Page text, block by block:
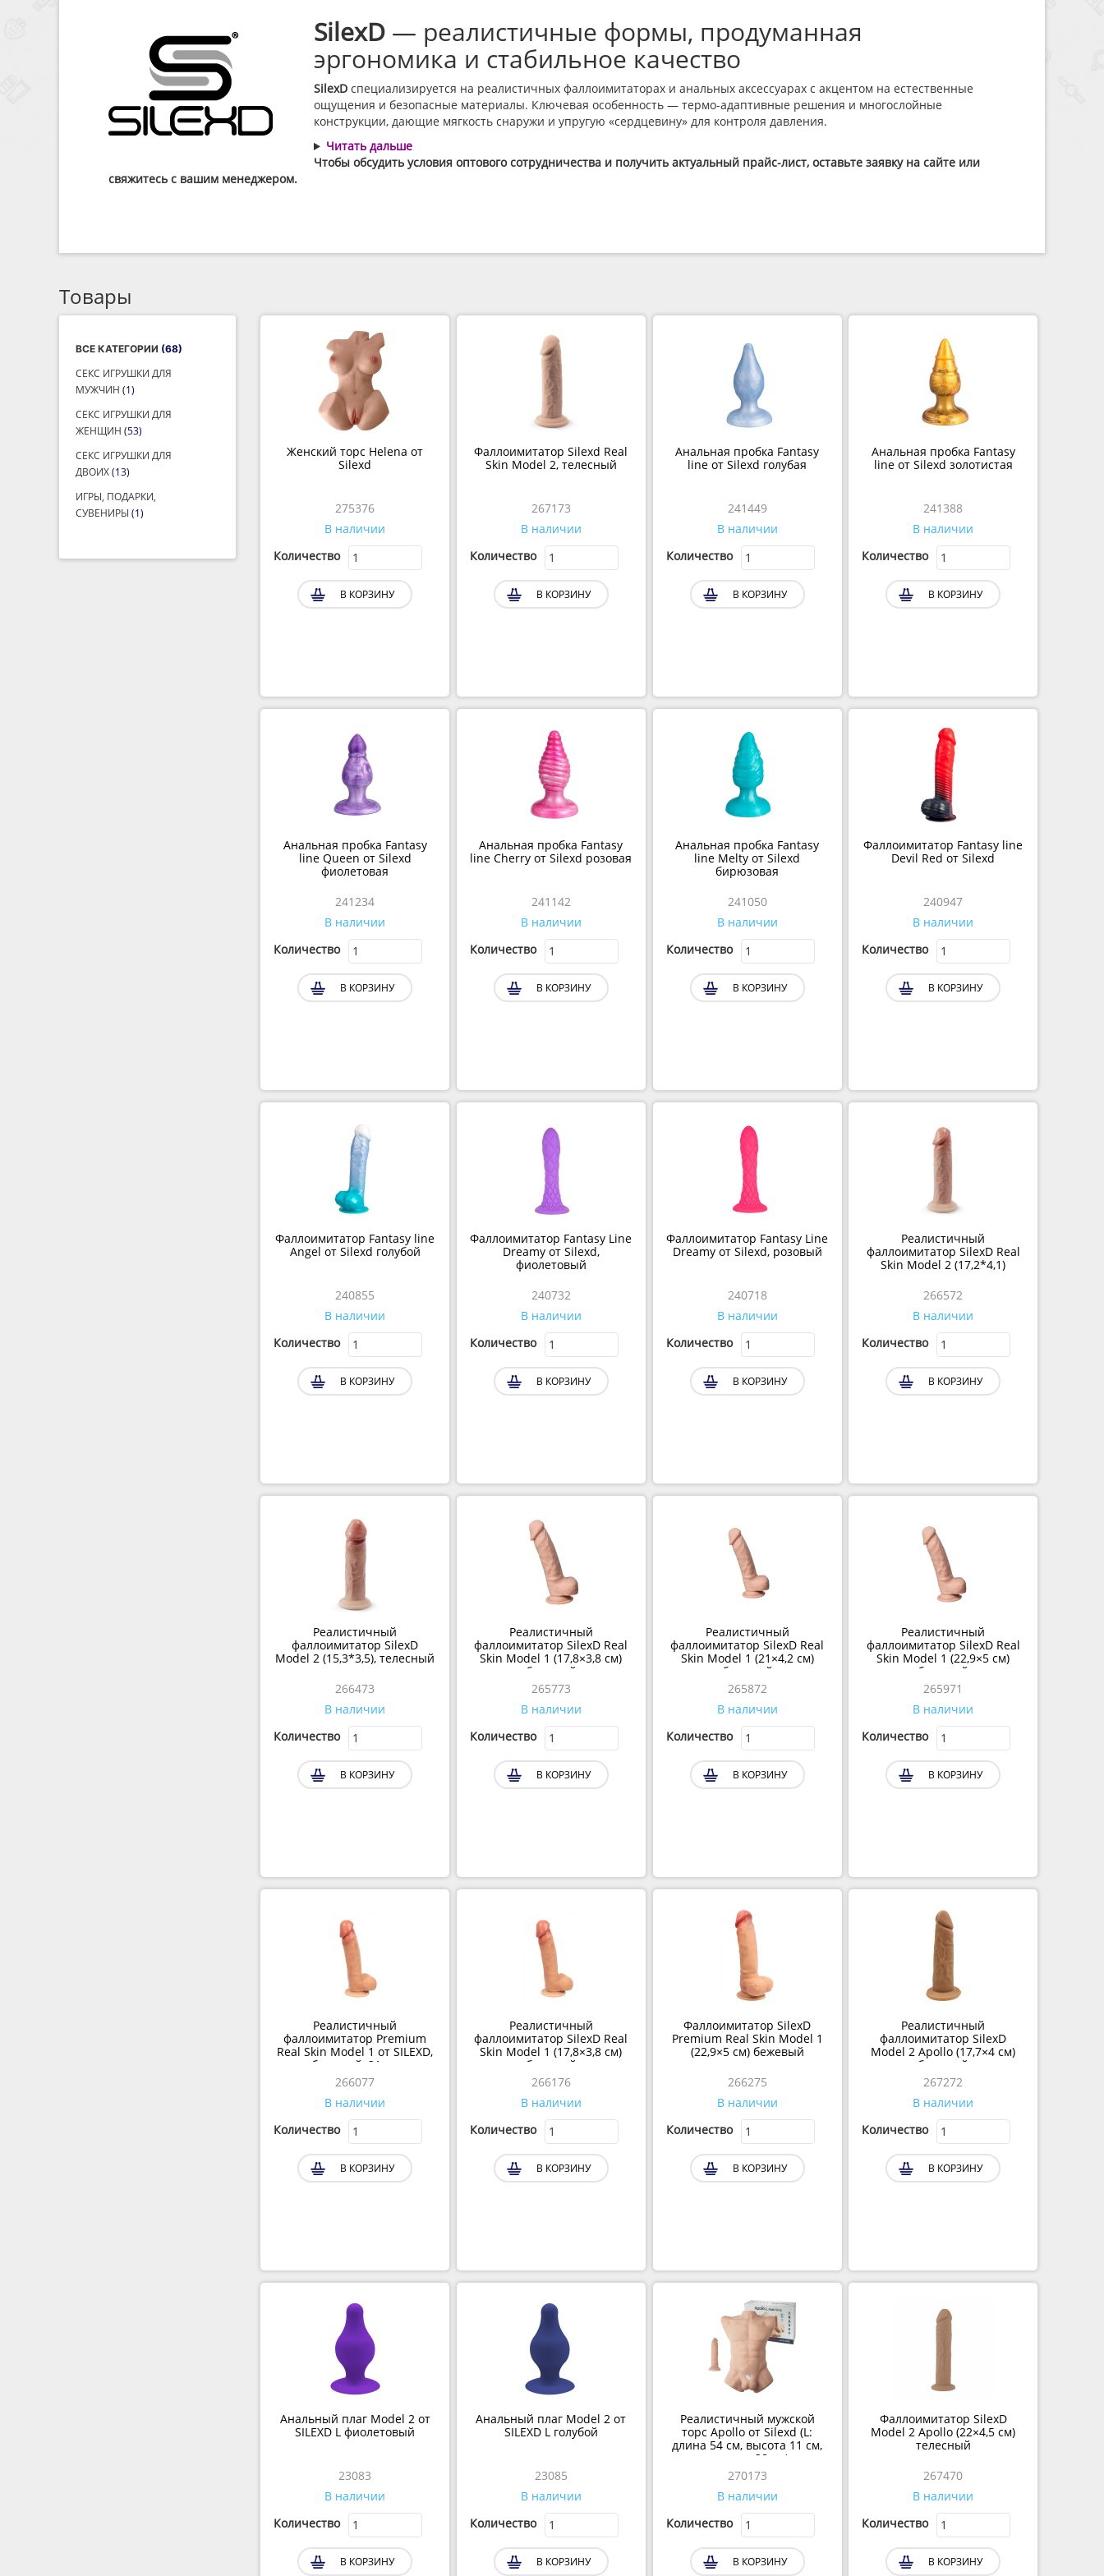
SilexD специализируется на реалистичных фаллоимитаторах и анальных аксессуарах с акцентом на естественные
ощущения и безопасные материалы. Ключевая особенность — термо-адаптивные решения и многослойные
конструкции, дающие мягкость снаружи и упругую «сердцевину» для контроля давления.
Читать дальше
Чтобы обсудить условия оптового сотрудничества и получить актуальный прайс-лист, оставьте заявку на сайте или
свяжитесь с вашим менеджером.
СЕКС ИГРУШКИ ДЛЯ
СЕКС ИГРУШКИ ДЛЯ
ЖЕНЩИН(53)
СЕКС ИГРУШКИ ДЛЯ
ДВОИХ (13)
ИГРЫ, ПОДАРКИ,
СУВЕНИРЫ(1)
Женский торс Helena от
Silexd
275376
В наличии
В КОРЗИНУ
Фаллоимитатор Silexd Real
Skin Model 2, телесный
267173
В наличии
В КОРЗИНУ
Анальная пробка Fantasy
line от Silexd голубая
241449
В наличии
В КОРЗИНУ
Анальная пробка Fantasy
line от Silexd золотистая
241388
В наличии
В КОРЗИНУ
Анальная пробка Fantasy
line Queen от Silexd
фиолетовая
241234
В наличии
В КОРЗИНУ
Анальная пробка Fantasy
line Cherry от Silexd розовая
241142
Количество
В КОРЗИНУ
Анальная пробка Fantasy
line Melty от Silexd
бирюзовая
241050
В наличии
Количество
В КОРЗИНУ
Фаллоимитатор Fantasy line
Devil Red от Silexd
240947
Количество
В КОРЗИНУ
Фаллоимитатор Fantasy line
Angel от Silexd голубой
240855
Количество
В КОРЗИНУ
Фаллоимитатор Fantasy Line
Dreamy от Silexd,
240732
В наличии
Количество
В КОРЗИНУ
Фаллоимитатор Fantasy Line
Dreamy от Silexd, розовый
240718
Количество
В КОРЗИНУ
Реалистичный
фаллоимитатор SilexD Real
266572
В наличии
Количество
В КОРЗИНУ
Реалистичный
фаллоимитатор SilexD
266473
В КОРЗИНУ
Реалистичный
фаллоимитатор SilexD Real
бежевый
265773
В КОРЗИНУ
Реалистичный
бежевый
265872
В КОРЗИНУ
Реалистичный
бежевый
265971
В КОРЗИНУ
Реалистичный
Real Skin Model 1 от SILEXD,
бежевый, 21 см
266077
В наличии
Количество
В КОРЗИНУ
Реалистичный
Skin Model 1 (17,8×3,8 см)
бежевый
266176
В наличии
Количество
В КОРЗИНУ
Фаллоимитатор SilexD
(22,9×5 см) бежевый
266275
В наличии
Количество
В КОРЗИНУ
Реалистичный
Model 2 Apollo (17,7×4 см)
бежевый
267272
В наличии
Количество
В КОРЗИНУ
Анальный плаг Model 2 от
SILEXD L фиолетовый
В наличии
Количество
Анальный плаг Model 2 от
SILEXD L голубой
В наличии
Количество
Реалистичный мужской
торс Apollo от Silexd (L:
длина 54 см, высота 11 см,
ширина 38 см)
270173
В наличии
Количество
Model 2 Apollo (22×4,5 см)
телесный
В наличии
Количество
регистрацию и подтверждение за 10 минут.
РЕГИСТРАЦИЯ ЗАКРЫТЬ